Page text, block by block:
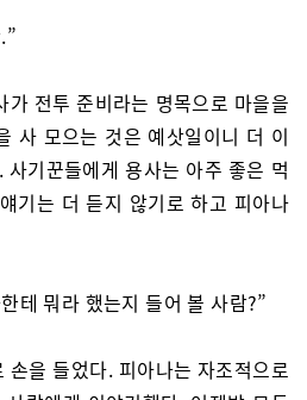
가 전투 준비라는 명목으로 마을을
사 모으는 것은 예삿일이니 더 이
기꾼들에게 용사는 아주 좋은 먹
기는 더 듣지 않기로 하고 피아나
테 뭐라 했는지 들어 볼 사람?”
손을 들었다. 피아나는 자조적으로